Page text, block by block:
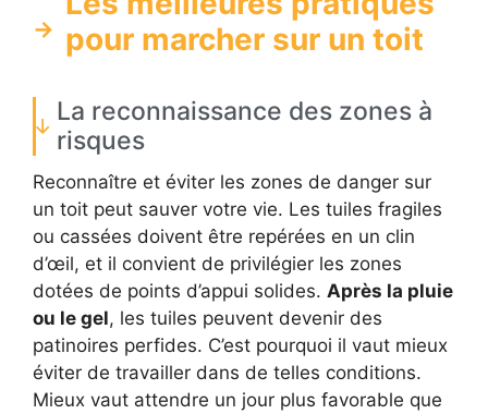
pour marcher sur un toit
La reconnaissance des zones à
risques
Reconnaître et éviter les zones de danger sur
un toit peut sauver votre vie. Les tuiles fragiles
ou cassées doivent être repérées en un clin
d’œil, et il convient de privilégier les zones
dotées de points d’appui solides. Après la pluie
ou le gel, les tuiles peuvent devenir des
patinoires perfides. C’est pourquoi il vaut mieux
éviter de travailler dans de telles conditions.
Mieux vaut attendre un jour plus favorable que